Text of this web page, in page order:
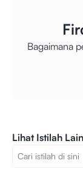
Bagaimana
Lihat Istilah Lain